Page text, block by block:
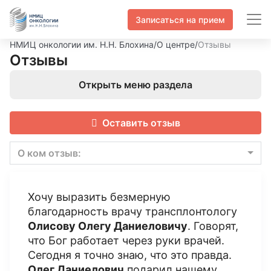
Записаться на прием
НМИЦ онкологии им. Н.Н. Блохина/О центре/Отзывы
Отзывы
Открыть меню раздела
Оставить отзыв
О ком отзыв:
Хочу выразить безмерную
благодарность врачу трансплонтологу
Олисову Олегу Даниеловичу. Говорят,
что Бог работает через руки врачей.
Сегодня я точно знаю, что это правда.